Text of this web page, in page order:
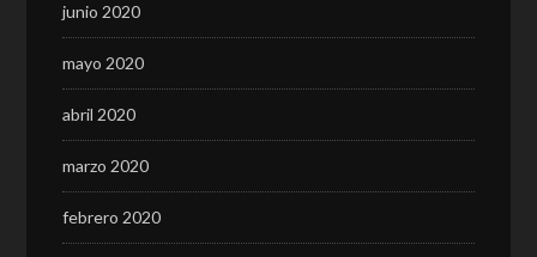
junio 2020
mayo 2020
abril 2020
marzo 2020
febrero 2020